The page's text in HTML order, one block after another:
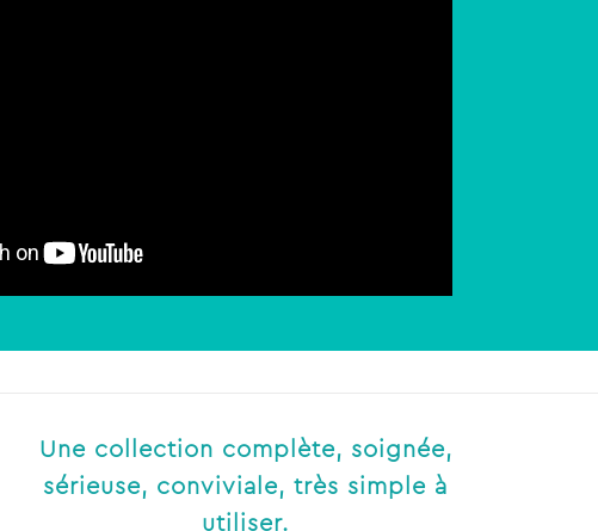
Une collection complète, soignée,
sérieuse, conviviale, très simple à
utiliser.